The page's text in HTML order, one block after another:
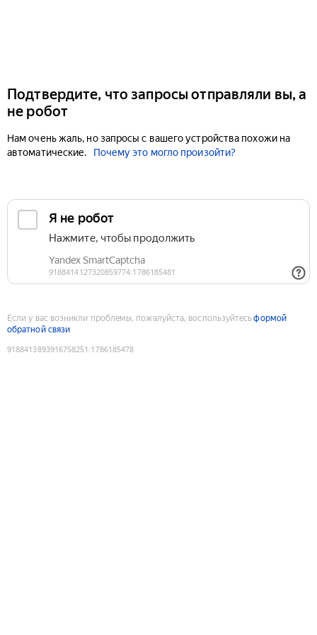
Подтвердите, что запросы отправляли вы, а
не робот
Нам очень жаль, но запросы с вашего устройства похожи на
автоматические.
Почему это могло произойти?
Если у вас возникли проблемы, пожалуйста, воспользуйтесьформой
обратной связи
9188413893916758251 :1786185478